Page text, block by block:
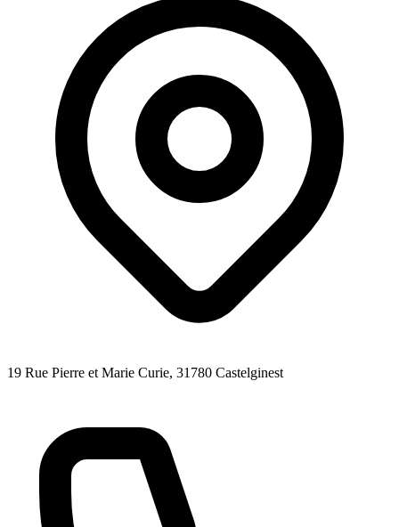
19 Rue Pierre et Marie Curie, 31780 Castelginest